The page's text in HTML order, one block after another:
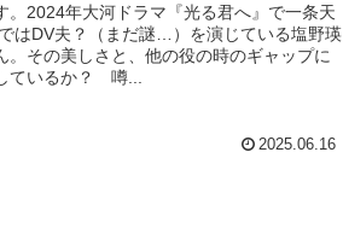
。2024年大河ドラマ『光る君へ』で一条天
はDV夫？（まだ謎…）を演じている塩野瑛
。その美しさと、他の役の時のギャップに
ているか？ 噂...
2025.06.16